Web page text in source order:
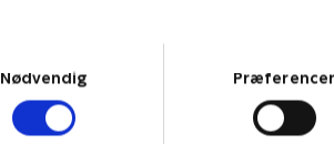
Nødvendig
Præferencer